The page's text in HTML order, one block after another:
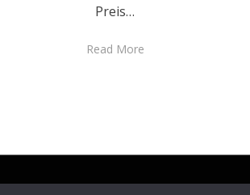
Preis…
Read More